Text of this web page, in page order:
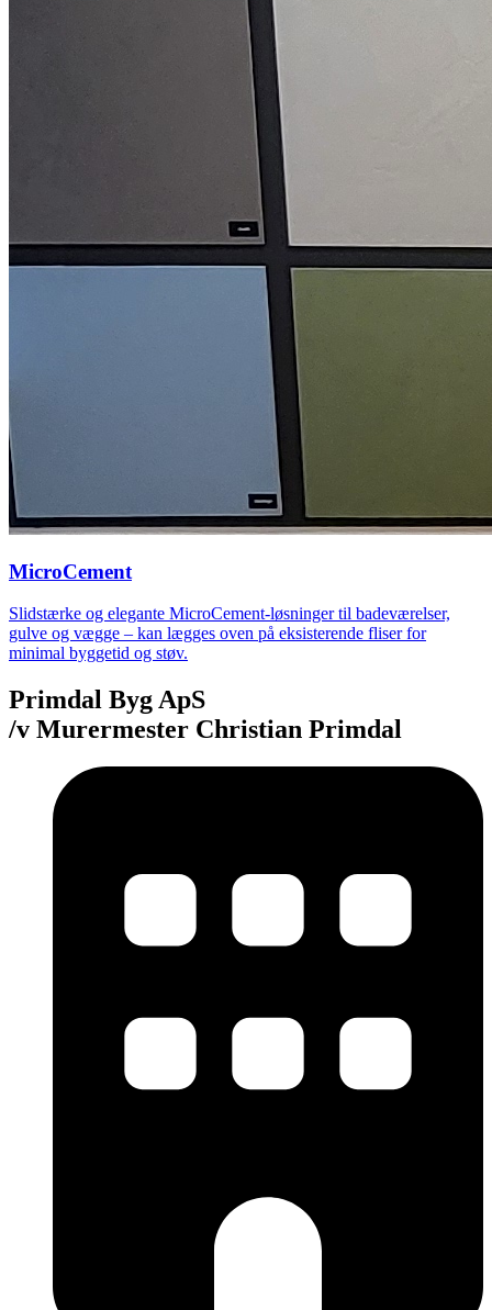
MicroCement
Slidstærke og elegante MicroCement-løsninger til badeværelser,
gulve og vægge – kan lægges oven på eksisterende fliser for
minimal byggetid og støv.
Primdal Byg ApS
/v Murermester Christian Primdal